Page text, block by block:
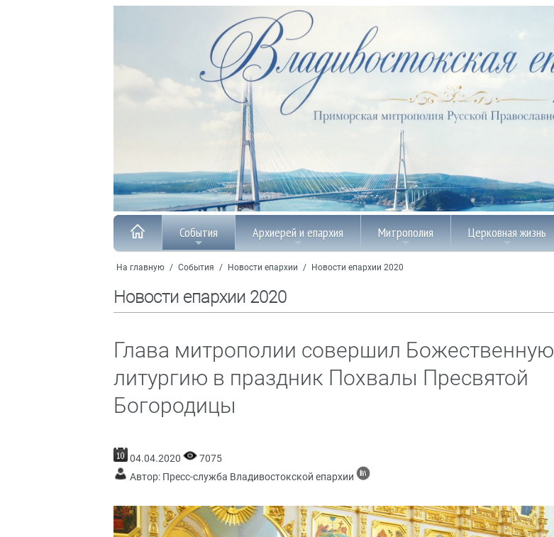
События Архиерей и епархия Митрополия Церковная жизнь
На главную / События / Новости епархии / Новости епархии 2020
Новости епархии 2020
Глава митрополии совершил Божественную
литургию в праздник Похвалы Пресвятой
Богородицы
04.04.2020
7075
Автор: Пресс-служба Владивостокской епархии